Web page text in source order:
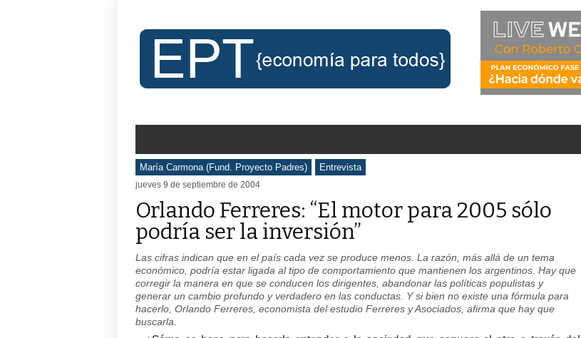
María Carmona (Fund. Proyecto Padres) Entrevista
jueves 9 de septiembre de 2004
Orlando Ferreres: “El motor para 2005 sólo
podría ser la inversión”
Las cifras indican que en el país cada vez se produce menos. La razón, más allá de un tema
económico, podría estar ligada al tipo de comportamiento que mantienen los argentinos. Hay que
corregir la manera en que se conducen los dirigentes, abandonar las políticas populistas y
generar un cambio profundo y verdadero en las conductas. Y si bien no existe una fórmula para
hacerlo, Orlando Ferreres, economista del estudio Ferreres y Asociados, afirma que hay que
buscarla.